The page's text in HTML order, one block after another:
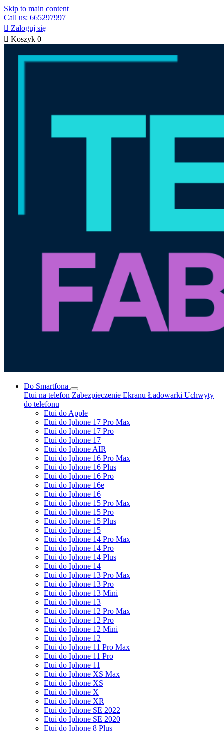
Skip to main content
Call us: 665297997
 Zaloguj się
 Koszyk 0
Do Smartfona
Etui na telefon Zabezpieczenie Ekranu Ładowarki Uchwyty
do telefonu
Etui do Apple
Etui do Iphone 17 Pro Max
Etui do Iphone 17 Pro
Etui do Iphone 17
Etui do Iphone AIR
Etui do Iphone 16 Pro Max
Etui do Iphone 16 Plus
Etui do Iphone 16 Pro
Etui do Iphone 16e
Etui do Iphone 16
Etui do Iphone 15 Pro Max
Etui do Iphone 15 Pro
Etui do Iphone 15 Plus
Etui do Iphone 15
Etui do Iphone 14 Pro Max
Etui do Iphone 14 Pro
Etui do Iphone 14 Plus
Etui do Iphone 14
Etui do Iphone 13 Pro Max
Etui do Iphone 13 Pro
Etui do Iphone 13 Mini
Etui do Iphone 13
Etui do Iphone 12 Pro Max
Etui do Iphone 12 Pro
Etui do Iphone 12 Mini
Etui do Iphone 12
Etui do Iphone 11 Pro Max
Etui do Iphone 11 Pro
Etui do Iphone 11
Etui do Iphone XS Max
Etui do Iphone XS
Etui do Iphone X
Etui do Iphone XR
Etui do Iphone SE 2022
Etui do Iphone SE 2020
Etui do Iphone 8 Plus